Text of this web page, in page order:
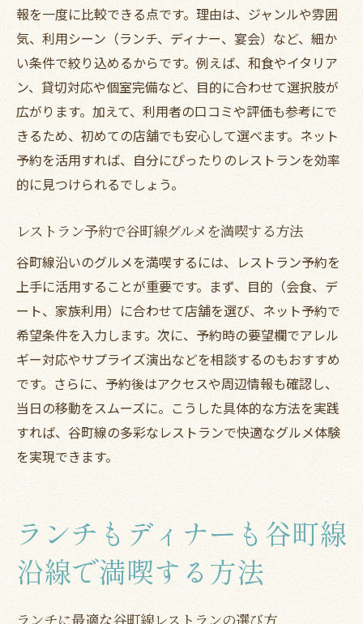
報を一度に比較できる点です。理由は、ジャンルや雰囲
気、利用シーン（ランチ、ディナー、宴会）など、細か
い条件で絞り込めるからです。例えば、和食やイタリア
ン、貸切対応や個室完備など、目的に合わせて選択肢が
広がります。加えて、利用者の口コミや評価も参考にで
きるため、初めての店舗でも安心して選べます。ネット
予約を活用すれば、自分にぴったりのレストランを効率
的に見つけられるでしょう。
レストラン予約で谷町線グルメを満喫する方法
谷町線沿いのグルメを満喫するには、レストラン予約を
上手に活用することが重要です。まず、目的（会食、デ
ート、家族利用）に合わせて店舗を選び、ネット予約で
希望条件を入力します。次に、予約時の要望欄でアレル
ギー対応やサプライズ演出などを相談するのもおすすめ
です。さらに、予約後はアクセスや周辺情報も確認し、
当日の移動をスムーズに。こうした具体的な方法を実践
すれば、谷町線の多彩なレストランで快適なグルメ体験
を実現できます。
ランチもディナーも谷町線
沿線で満喫する方法
ランチに最適な谷町線レストランの選び方